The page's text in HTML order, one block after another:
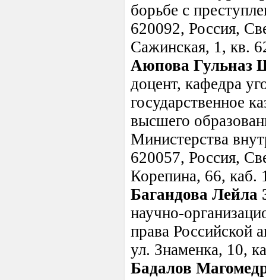
борьбе с
620092, Россия,
Сажинская, 1, кв.
Аюпова Гульназ
доцент, кафедра
государственное
высшего
Министерства
620057, Россия,
Корепина, 66, каб.
Багандова Лейла
научно-
права Российской
ул. Знаменка, 10,
Бадалов